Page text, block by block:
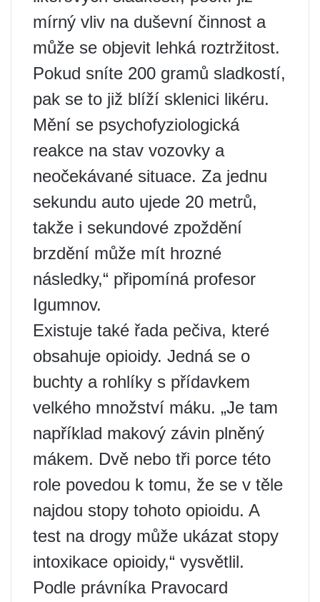
mírný vliv na duševní činnost a
může se objevit lehká roztržitost.
Pokud sníte 200 gramů sladkostí,
pak se to již blíží sklenici likéru.
Mění se psychofyziologická
reakce na stav vozovky a
neočekávané situace. Za jednu
sekundu auto ujede 20 metrů,
takže i sekundové zpoždění
brzdění může mít hrozné
následky,“ připomíná profesor
Igumnov.
Existuje také řada pečiva, které
obsahuje opioidy. Jedná se o
buchty a rohlíky s přídavkem
velkého množství máku. „Je tam
například makový závin plněný
mákem. Dvě nebo tři porce této
role povedou k tomu, že se v těle
najdou stopy tohoto opioidu. A
test na drogy může ukázat stopy
intoxikace opioidy,“ vysvětlil.
Podle právníka Pravocard